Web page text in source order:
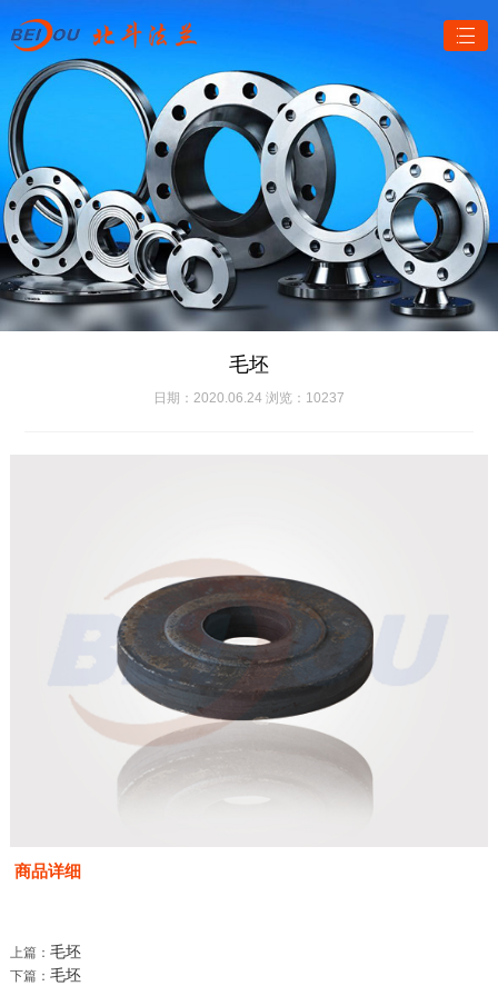
毛坯
日期：2020.06.24 浏览：10237
商品详细
上篇： 毛坯
下篇： 毛坯